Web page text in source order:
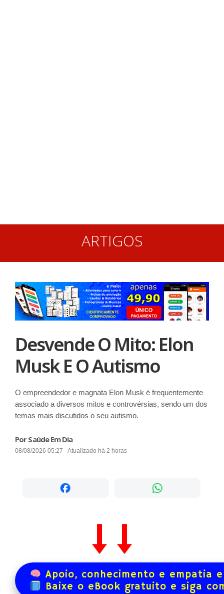
ARTIGOS
Desvende O Mito: Elon
Musk E O Autismo
O empreendedor e magnata Elon Musk é frequentemente
associado a diversos mitos e controvérsias, sendo um dos
temas mais discutidos o seu autismo.
Por Saúde Em Dia
08/08/2026 05:27 - Atualizado há 2 horas
Apoio, conhecimento e empatia
Baixe o eBook gratuito e siga